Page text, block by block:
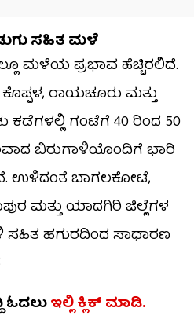
ಸಹಿತ ಮಳೆ
ಮಳೆಯ ಪ್ರಭಾವ ಹೆಚ್ಚಿರಲಿದೆ.
ರಾಯಚೂರು ಮತ್ತು
ಕಡೆಗಳಲ್ಲಿ ಗಂಟೆಗೆ 40 ರಿಂದ 50
ಬಿರುಗಾಳಿಯೊಂದಿಗೆ ಭಾರಿ
ಉಳಿದಂತೆ ಬಾಗಲಕೋಟೆ,
ಮತ್ತು ಯಾದಗಿರಿ ಜಿಲ್ಲೆಗಳ
ಸಹಿತ ಹಗುರದಿಂದ ಸಾಧಾರಣ
ಓದಲುಇಲ್ಲಿ ಕ್ಲಿಕ್​​ ಮಾಡಿ.